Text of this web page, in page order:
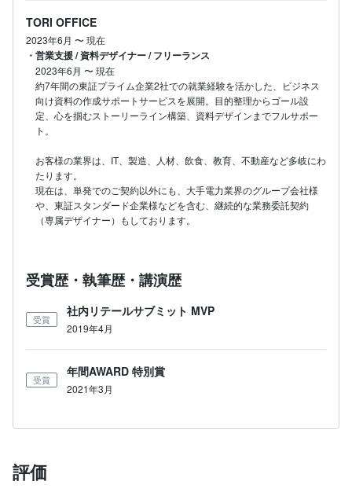
TORI OFFICE
2023年6月 〜現在
・営業支援 / 資料デザイナー / フリーランス
2023年6月 〜現在
約7年間の東証プライム企業2社での就業経験を活かした、ビジネス
向け資料の作成サポートサービスを展開。目的整理からゴール設
定、心を掴むストーリーライン構築、資料デザインまでフルサポー
ト。
お客様の業界は、IT、製造、人材、飲食、教育、不動産など多岐にわ
たります。
現在は、単発でのご契約以外にも、大手電力業界のグループ会社様
や、東証スタンダード企業様などを含む、継続的な業務委託契約
受賞歴・執筆歴・講演歴
受賞
社内リテールサブミット MVP
2019年4月
受賞
年間AWARD 特別賞
2021年3月
評価